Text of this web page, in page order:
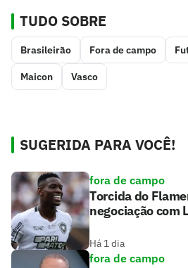
TUDO SOBRE
Brasileirão Fora de campo
Maicon Vasco
SUGERIDA PARA VOCÊ!
fora de campo
Torcida do
negociação com
Há 1 dia
fora de campo